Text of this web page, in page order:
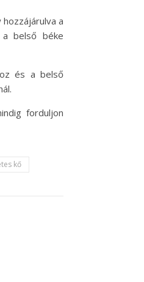
a
a belső béke
és a belső
forduljon
kő